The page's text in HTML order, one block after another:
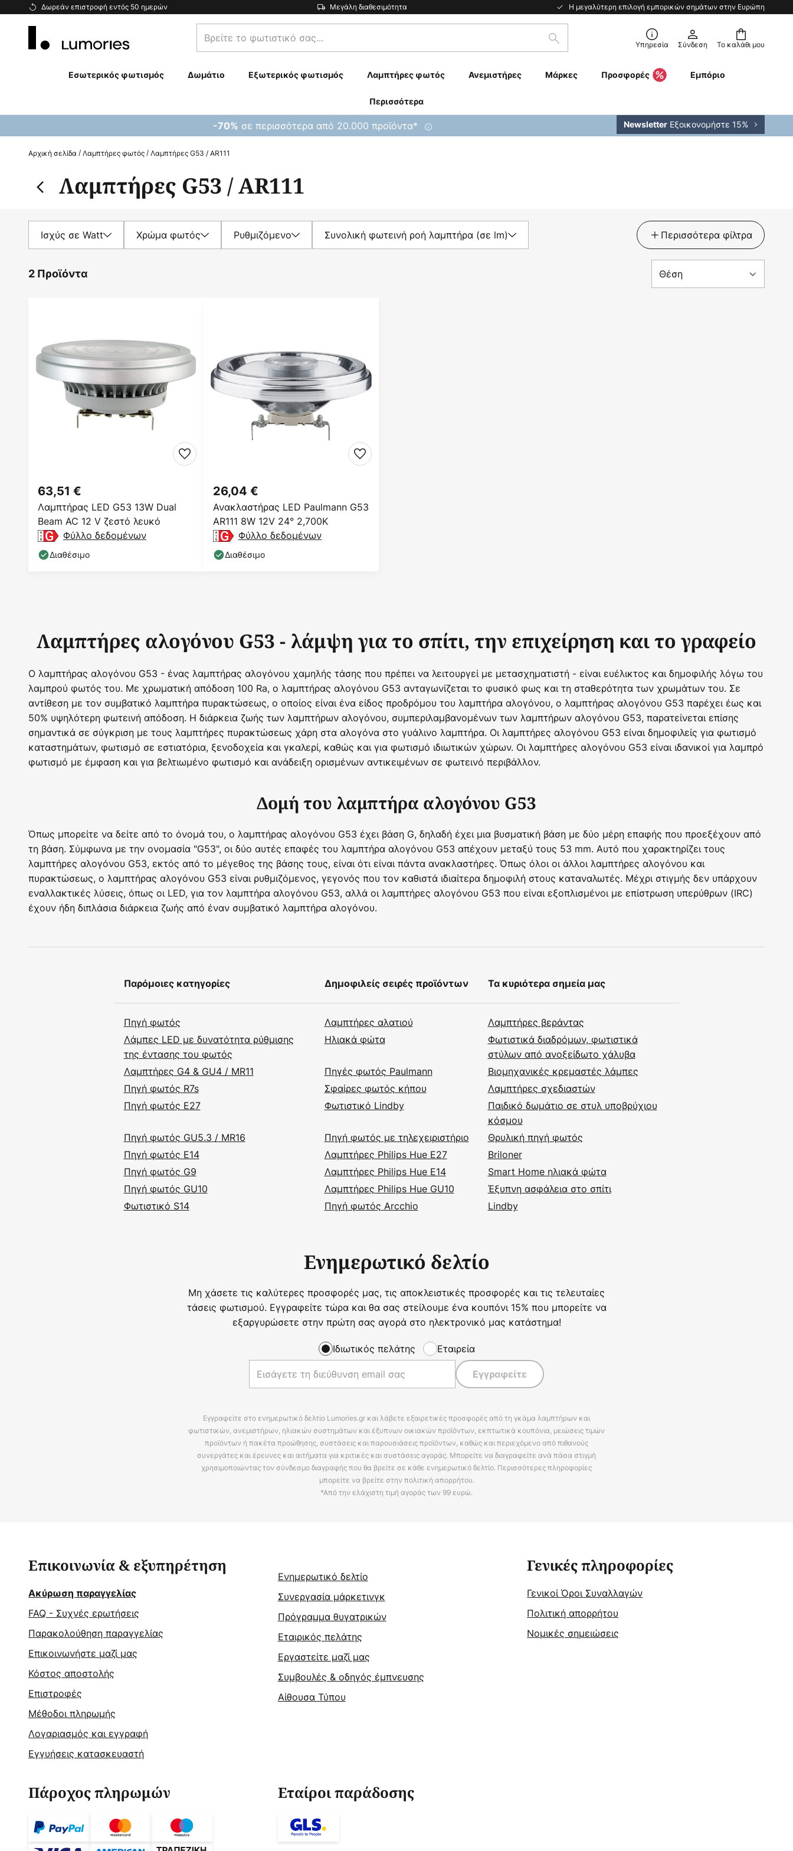
Δωρεάν επιστροφή εντός 50 ημερών Μεγάλη διαθεσιμότητα Η μεγαλύτερη επιλογή εμπορικών σημάτων στην Ευρώπη
Μετάβαση
Το καλάθι μου
Βρείτε
το
σας...
Αναζήτηση Υπηρεσία Σύνδεση
Εσωτερικός φωτισμός Δωμάτιο Εξωτερικός φωτισμός Λαμπτήρες φωτός Ανεμιστήρες Μάρκες Προσφορές Εμπόριο
Περισσότερα
-70% σε περισσότερα από 20.000 προϊόντα* Newsletter Εξοικονομήστε 15%
Αρχική σελίδα Λαμπτήρες φωτός Λαμπτήρες G53 / AR111
Λαμπτήρες G53 / AR111
Ισχύς σε Watt Χρώμα φωτός Ρυθμιζόμενο Συνολική φωτεινή ροή λαμπτήρα (σε lm) Περισσότερα φίλτρα
2 Προϊόντα
Λαμπτήρας LED G53 13W Dual
Beam AC 12 V ζεστό λευκό
63,51 €
Φύλλο δεδομένων
Διαθέσιμο
Ανακλαστήρας LED Paulmann G53
AR111 8W 12V 24° 2,700K
26,04 €
Φύλλο δεδομένων
Διαθέσιμο
Λαμπτήρες αλογόνου G53 - λάμψη για το σπίτι, την επιχείρηση και το γραφείο
Ο λαμπτήρας αλογόνου G53 - ένας λαμπτήρας αλογόνου χαμηλής τάσης που πρέπει να λειτουργεί με μετασχηματιστή - είναι ευέλικτος και δημοφιλής λόγω του
λαμπρού φωτός του. Με χρωματική απόδοση 100 Ra, ο λαμπτήρας αλογόνου G53 ανταγωνίζεται το φυσικό φως και τη σταθερότητα των χρωμάτων του. Σε
αντίθεση με τον συμβατικό λαμπτήρα πυρακτώσεως, ο οποίος είναι ένα είδος προδρόμου του λαμπτήρα αλογόνου, ο λαμπτήρας αλογόνου G53 παρέχει έως και
50% υψηλότερη φωτεινή απόδοση. Η διάρκεια ζωής των λαμπτήρων αλογόνου, συμπεριλαμβανομένων των λαμπτήρων αλογόνου G53, παρατείνεται επίσης
σημαντικά σε σύγκριση με τους λαμπτήρες πυρακτώσεως χάρη στα αλογόνα στο γυάλινο λαμπτήρα. Οι λαμπτήρες αλογόνου G53 είναι δημοφιλείς για φωτισμό
καταστημάτων, φωτισμό σε εστιατόρια, ξενοδοχεία και γκαλερί, καθώς και για φωτισμό ιδιωτικών χώρων. Οι λαμπτήρες αλογόνου G53 είναι ιδανικοί για λαμπρό
φωτισμό με έμφαση και για βελτιωμένο φωτισμό και ανάδειξη ορισμένων αντικειμένων σε φωτεινό περιβάλλον.
Δομή του λαμπτήρα αλογόνου G53
Όπως μπορείτε να δείτε από το όνομά του, ο λαμπτήρας αλογόνου G53 έχει βάση G, δηλαδή έχει μια βυσματική βάση με δύο μέρη επαφής που προεξέχουν από
τη βάση. Σύμφωνα με την ονομασία "G53", οι δύο αυτές επαφές του λαμπτήρα αλογόνου G53 απέχουν μεταξύ τους 53 mm. Αυτό που χαρακτηρίζει τους
λαμπτήρες αλογόνου G53, εκτός από το μέγεθος της βάσης τους, είναι ότι είναι πάντα ανακλαστήρες. Όπως όλοι οι άλλοι λαμπτήρες αλογόνου και
πυρακτώσεως, ο λαμπτήρας αλογόνου G53 είναι ρυθμιζόμενος, γεγονός που τον καθιστά ιδιαίτερα δημοφιλή στους καταναλωτές. Μέχρι στιγμής δεν υπάρχουν
εναλλακτικές λύσεις, όπως οι LED, για τον λαμπτήρα αλογόνου G53, αλλά οι λαμπτήρες αλογόνου G53 που είναι εξοπλισμένοι με επίστρωση υπερύθρων (IRC)
έχουν ήδη διπλάσια διάρκεια ζωής από έναν συμβατικό λαμπτήρα αλογόνου.
Παρόμοιες κατηγορίες Δημοφιλείς σειρές προϊόντων Τα κυριότερα σημεία μας
Πηγή φωτός Λαμπτήρες αλατιού
Λαμπτήρες βεράντας
Λάμπες LED με δυνατότητα ρύθμισης
της έντασης του φωτός
Ηλιακά φώτα
Φωτιστικά διαδρόμων, φωτιστικά
στύλων από ανοξείδωτο χάλυβα
Λαμπτήρες G4 & GU4 / MR11
Πηγές φωτός Paulmann
Βιομηχανικές κρεμαστές λάμπες
Πηγή φωτός R7s
Σφαίρες φωτός κήπου
Λαμπτήρες σχεδιαστών
Πηγή φωτός E27
Φωτιστικό Lindby
Παιδικό δωμάτιο σε στυλ υποβρύχιου
κόσμου
Πηγή φωτός GU5.3 / MR16
Πηγή φωτός με τηλεχειριστήριο
Θρυλική πηγή φωτός
Πηγή φωτός E14
Λαμπτήρες Philips Hue E27
Briloner
Πηγή φωτός G9
Λαμπτήρες Philips Hue E14
Smart Home ηλιακά φώτα
Πηγή φωτός GU10
Λαμπτήρες Philips Hue GU10
Έξυπνη ασφάλεια στο σπίτι
Φωτιστικό S14
Πηγή φωτός Arcchio Lindby
Ενημερωτικό δελτίο
Μη χάσετε τις καλύτερες προσφορές μας, τις αποκλειστικές προσφορές και τις τελευταίες
τάσεις φωτισμού. Εγγραφείτε τώρα και θα σας στείλουμε ένα κουπόνι 15% που μπορείτε να
εξαργυρώσετε στην πρώτη σας αγορά στο ηλεκτρονικό μας κατάστημα!
Ιδιωτικός πελάτης Εταιρεία
Εγγραφείτε
Εγγραφείτε στο ενημερωτικό δελτίο Lumories.gr και λάβετε εξαιρετικές προσφορές από τη γκάμα λαμπτήρων και
φωτιστικών, ανεμιστήρων, ηλιακών συστημάτων και έξυπνων οικιακών προϊόντων, εκπτωτικά κουπόνια, μειώσεις τιμών
προϊόντων ή πακέτα προώθησης, συστάσεις και παρουσιάσεις προϊόντων, καθώς και περιεχόμενο από πιθανούς
συνεργάτες και έρευνες και αιτήματα για κριτικές και συστάσεις αγοράς. Μπορείτε να διαγραφείτε ανά πάσα στιγμή
χρησιμοποιώντας τον σύνδεσμο διαγραφής που θα βρείτε σε κάθε ενημερωτικό δελτίο. Περισσότερες πληροφορίες
μπορείτε να βρείτε στην πολιτική απορρήτου.
*Από την ελάχιστη τιμή αγοράς των 99 ευρώ.
Επικοινωνία & εξυπηρέτηση
Ακύρωση παραγγελίας
FAQ - Συχνές ερωτήσεις
Παρακολούθηση παραγγελίας
Επικοινωνήστε μαζί μας
Κόστος αποστολής
Επιστροφές
Μέθοδοι πληρωμής
Λογαριασμός και εγγραφή
Εγγυήσεις κατασκευαστή
Ενημερωτικό δελτίο
Συνεργασία μάρκετινγκ
Πρόγραμμα θυγατρικών
Εταιρικός πελάτης
Εργαστείτε μαζί μας
Συμβουλές & οδηγός έμπνευσης
Αίθουσα Τύπου
Γενικές πληροφορίες
Γενικοί Όροι Συναλλαγών
Πολιτική απορρήτου
Νομικές σημειώσεις
Πάροχος πληρωμών Εταίροι παράδοσης